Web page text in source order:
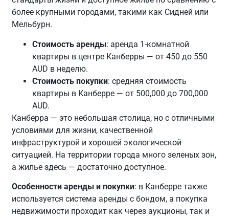
более крупными городами, такими как Сидней или
Мельбурн.
Стоимость аренды: аренда 1-комнатной
квартиры в центре Канберры — от 450 до 550
AUD в неделю.
Стоимость покупки: средняя стоимость
квартиры в Канберре — от 500,000 до 700,000
AUD.
Канберра — это небольшая столица, но с отличными
условиями для жизни, качественной
инфраструктурой и хорошей экологической
ситуацией. На территории города много зеленых зон,
а жилье здесь — достаточно доступное.
Особенности аренды и покупки: в Канберре также
используется система аренды с бондом, а покупка
недвижимости проходит как через аукционы, так и